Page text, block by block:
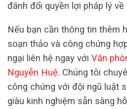
đánh đổi quyền lợi pháp lý về
Nếu bạn cần thông tin thêm
soạn thảo và công chứng
ngại liên hệ ngay với Văn
Nguyễn Huệ. Chúng tôi
công chứng với đội ngũ luật
giàu kinh nghiệm sẵn sàng